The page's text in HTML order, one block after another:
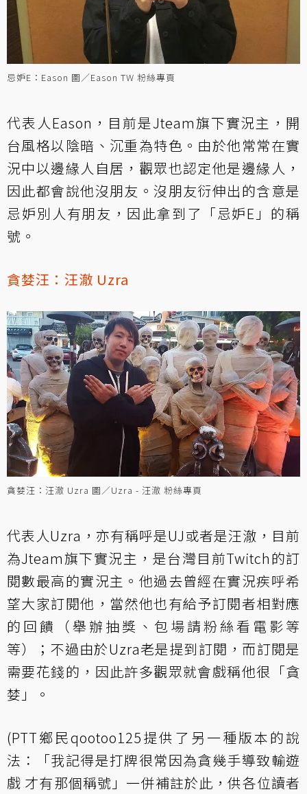
忌妒E：Eason 圖／Eason TW 粉絲專頁
代表人Eason，目前是Jteam旗下實況主，開
台風格以陰暗、沉重為特色。由於他常常在實
況中以邊緣人自居，觀眾也認定他是邊緣人，
因此都會說他沒朋友。沒朋友衍伸出的含意是
忌妒別人有朋友，因此拿到了「忌妒E」的稱
號。
貪婪汪： 汪澈 Uzra
貪婪汪：汪澈 Uzra 圖／Uzra - 汪澈 粉絲專頁
代表人Uzra，亦有稱呼是UJ或者是汪澈，目前
為Jteam旗下實況主，是台灣目前Twitch的訂
閱數最高的實況主。他過去曾經在實況疾呼希
望大家訂閱他，當然他也有給予訂閱者相對應
的回饋（舉辦抽獎、包場請粉絲看電影等
等）；不過由於Uzra老是提到訂閱，而訂閱是
需要花錢的，因此許多觀眾就會戲稱他很「貪
婪」。
(PTT鄉民qootoo125提供了另一種版本的說
法 ：「我記得是打牌很常因為貪幾手導致輸遊
戲 才有那個稱號」一併補註於此，供各位讀者